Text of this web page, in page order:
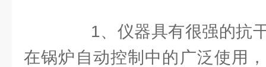
1、仪器具有很强的抗干
在锅炉自动控制中的广泛使用